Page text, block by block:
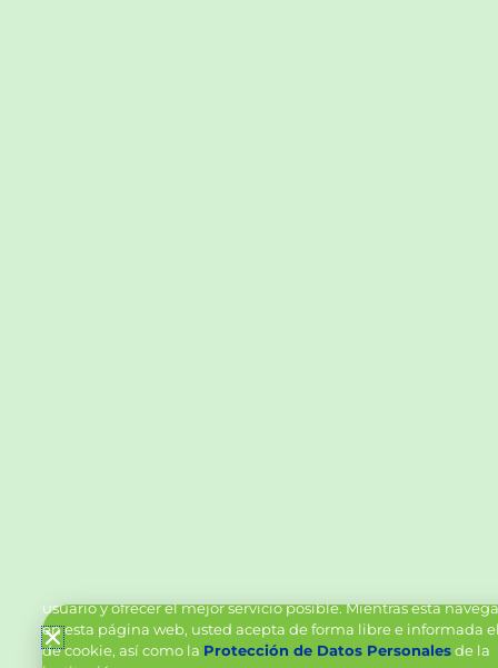
usuario y ofrecer el mejor servicio posible. Mientras está
en esta página web, usted acepta de forma libre e informada
de cookie, así como la Protección de Datos Personalesde la